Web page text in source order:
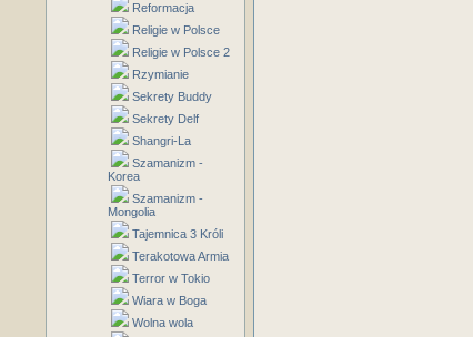
Reformacja
Religie w Polsce
Religie w Polsce 2
Rzymianie
Sekrety Buddy
Sekrety Delf
Shangri-La
Szamanizm -
Korea
Szamanizm -
Mongolia
Tajemnica 3 Króli
Terakotowa Armia
Terror w Tokio
Wiara w Boga
Wolna wola